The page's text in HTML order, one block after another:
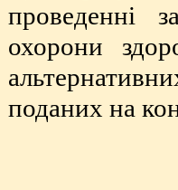
проведенні
охорони
поданих на